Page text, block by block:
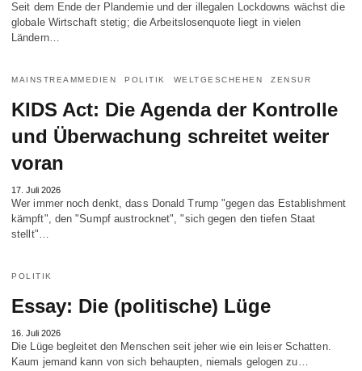
Seit dem Ende der Plandemie und der illegalen Lockdowns wächst die
globale Wirtschaft stetig; die Arbeitslosenquote liegt in vielen
Ländern…
MAINSTREAMMEDIEN POLITIK WELTGESCHEHEN ZENSUR
KIDS Act: Die Agenda der Kontrolle
und Überwachung schreitet weiter
voran
17. Juli 2026
Wer immer noch denkt, dass Donald Trump "gegen das Establishment
kämpft", den "Sumpf austrocknet", "sich gegen den tiefen Staat
stellt"…
POLITIK
Essay: Die (politische) Lüge
16. Juli 2026
Die Lüge begleitet den Menschen seit jeher wie ein leiser Schatten.
Kaum jemand kann von sich behaupten, niemals gelogen zu…